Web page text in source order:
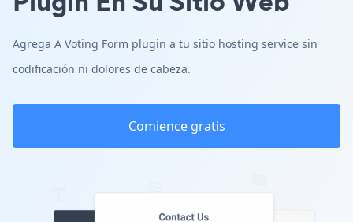
Agrega A Voting Form plugin a tu sitio hosting service sin
codificación ni dolores de cabeza.
Comience gratis